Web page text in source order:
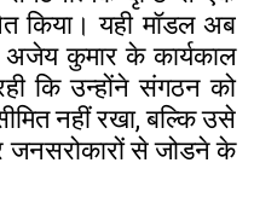
किया। यही मॉडल अब
अजेय कुमार के कार्यकाल
कि उन्होंने संगठन को
नहीं रखा, बल्कि उसे
से जोडने के